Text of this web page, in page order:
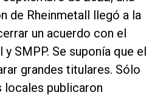
de Rheinmetall llegó a la
un acuerdo con el
SMPP. Se suponía que el
grandes titulares. Sólo
locales publicaron